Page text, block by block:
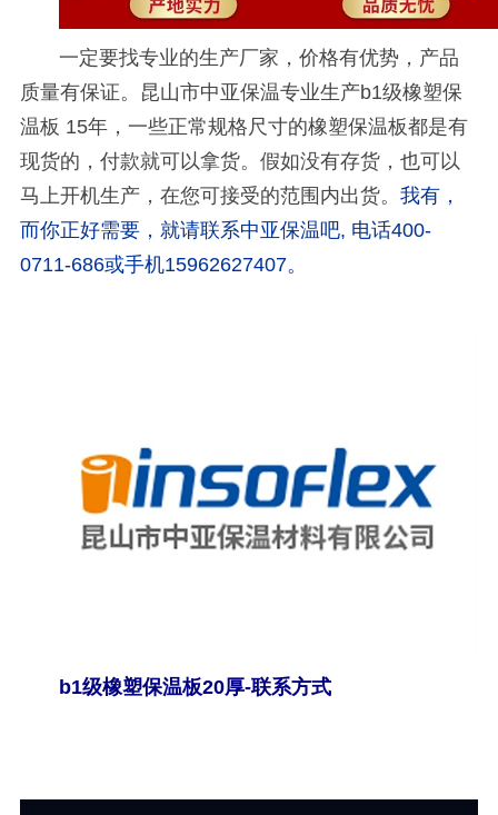
一定要找专业的生产厂家，价格有优势，产品
质量有保证。昆山市中亚保温专业生产b1级橡塑保
温板 15年，一些正常规格尺寸的橡塑保温板都是有
现货的，付款就可以拿货。假如没有存货，也可以
马上开机生产，在您可接受的范围内出货。 我有，
而你正好需要，就请联系中亚保温吧, 电话400-
0711-686或手机15962627407。
b1级橡塑保温板20厚-联系方式